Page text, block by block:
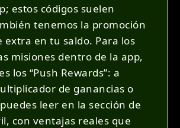
estos códigos suelen
tenemos la promoción
extra en tu saldo. Para los
misiones dentro de la app,
los “Push Rewards”: a
de ganancias o
leer en la sección de
con ventajas reales que